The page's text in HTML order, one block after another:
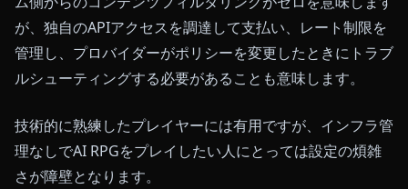
が、独自のAPIアクセスを調達して支払い、レート制限を
管理し、プロバイダーがポリシーを変更したときにトラブ
ルシューティングする必要があることも意味します。
技術的に熟練したプレイヤーには有用ですが、インフラ管
理なしでAI RPGをプレイしたい人にとっては設定の煩雑
さが障壁となります。